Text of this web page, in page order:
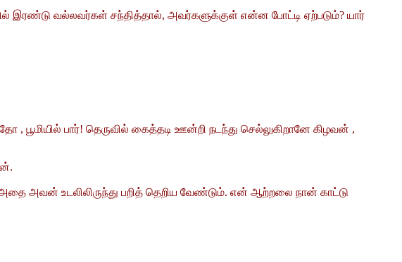
இரண்டு வல்லவர்கள் சந்தித்தால், அவர்களுக்குள் என்ன போட்டி ஏற்படும்? யார்
பார்! தெருவில் கைத்தடி ஊன்றி நடந்து செல்லுகிறானே கிழவன் ,
அவன் உடலிலிருந்து பறித் தெறிய வேண்டும். என் ஆற்றலை நான் காட்டு